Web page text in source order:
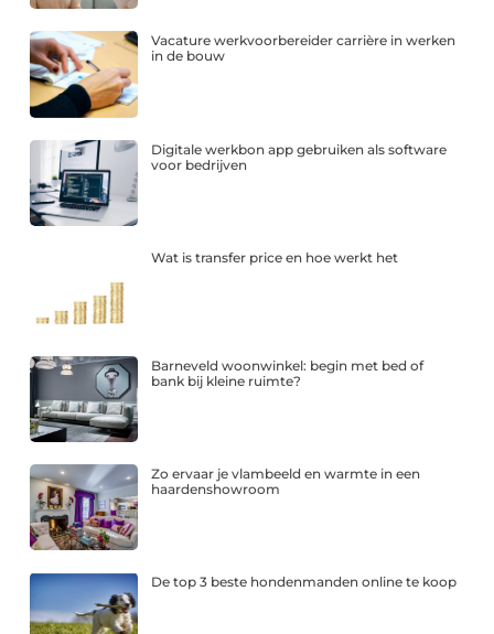
Vacature werkvoorbereider carrière in werken
in de bouw
Digitale werkbon app gebruiken als software
voor bedrijven
Wat is transfer price en hoe werkt het
Barneveld woonwinkel: begin met bed of
bank bij kleine ruimte?
Zo ervaar je vlambeeld en warmte in een
haardenshowroom
De top 3 beste hondenmanden online te koop